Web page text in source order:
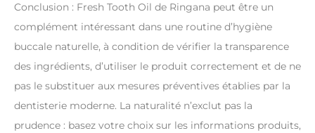
Conclusion : Fresh Tooth Oil de Ringana peut être un
complément intéressant dans une routine d’hygiène
buccale naturelle, à condition de vérifier la transparence
des ingrédients, d’utiliser le produit correctement et de ne
pas le substituer aux mesures préventives établies par la
dentisterie moderne. La naturalité n’exclut pas la
prudence : basez votre choix sur les informations produits,